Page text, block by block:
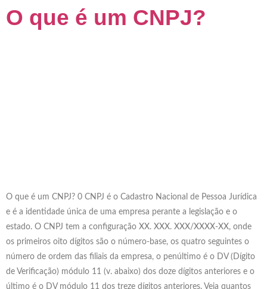
O que é um CNPJ?
O que é um CNPJ? 0 CNPJ é o Cadastro Nacional de Pessoa Jurídica
e é a identidade única de uma empresa perante a legislação e o
estado. O CNPJ tem a configuração XX. XXX. XXX/XXXX-XX, onde
os primeiros oito dígitos são o número-base, os quatro seguintes o
número de ordem das filiais da empresa, o penúltimo é o DV (Dígito
de Verificação) módulo 11 (v. abaixo) dos doze dígitos anteriores e o
último é o DV módulo 11 dos treze dígitos anteriores. Veja quantos